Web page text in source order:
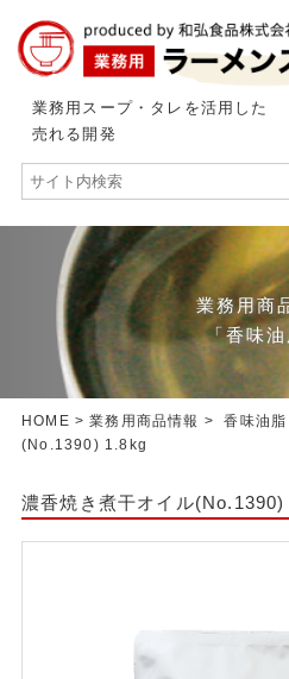
業務用スープ・タレを活用した
売れる開発
業務用商
「香味油
HOME >業務用商品情報 >香味油脂
(No.1390) 1.8kg
濃香焼き煮干オイル